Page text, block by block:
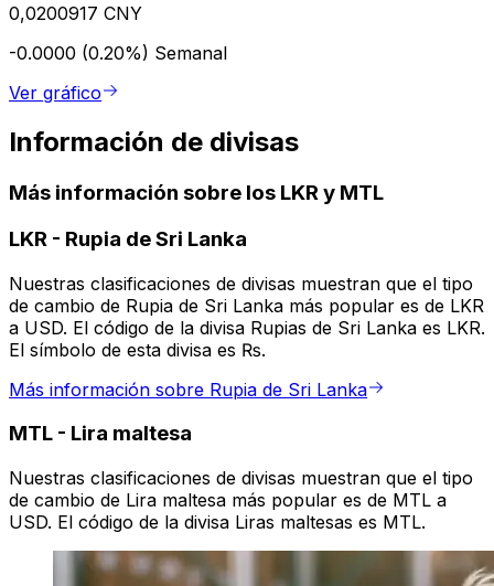
0,0200917 CNY
-0.0000 (0.20%) Semanal
Ver gráfico
Información de divisas
Más información sobre los LKR y MTL
LKR - Rupia de Sri Lanka
Nuestras clasificaciones de divisas muestran que el tipo
de cambio de Rupia de Sri Lanka más popular es de LKR
a USD. El código de la divisa Rupias de Sri Lanka es LKR.
El símbolo de esta divisa es ₨.
Más información sobre Rupia de Sri Lanka
MTL - Lira maltesa
Nuestras clasificaciones de divisas muestran que el tipo
de cambio de Lira maltesa más popular es de MTL a
USD. El código de la divisa Liras maltesas es MTL.